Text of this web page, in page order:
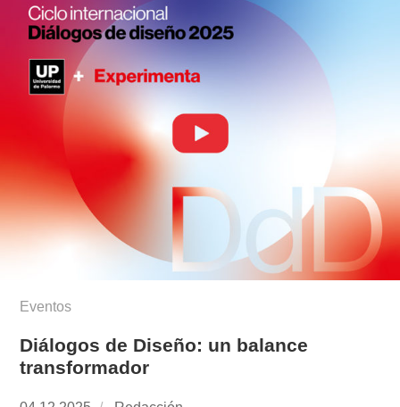
Eventos
Diálogos de Diseño: un balance
transformador